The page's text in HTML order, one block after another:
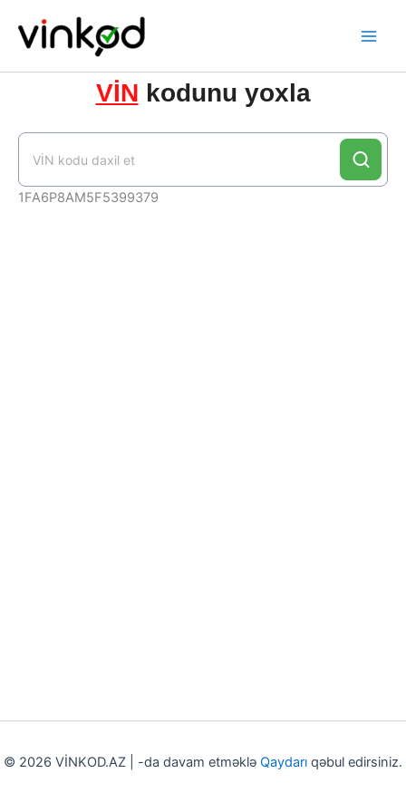
content
VİN kodunu yoxla
1FA6P8AM5F5399379
© 2026 VİNKOD.AZ | -da davam etməklə Qaydarı qəbul edirsiniz.